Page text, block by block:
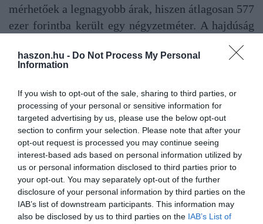
haszon.hu - Do Not Process My Personal
Information
If you wish to opt-out of the sale, sharing to third parties, or
processing of your personal or sensitive information for
targeted advertising by us, please use the below opt-out
section to confirm your selection. Please note that after your
opt-out request is processed you may continue seeing
interest-based ads based on personal information utilized by
us or personal information disclosed to third parties prior to
your opt-out. You may separately opt-out of the further
disclosure of your personal information by third parties on the
IAB’s list of downstream participants. This information may
also be disclosed by us to third parties on the IAB’s List of
mérhetőek a legnagyobb árak, hiszen átlagosan 577
ezer forintba került egy négyzetméter. A hajdúság
Sopron (551 ezer Ft/m2) követte. Más megyei jogú
négyzetméterárak. Ezt a sort is Nagykanizsa zárja
297 ezer forintos átlagos költséggel.
A panellakások átlagárai nagyjából 22 százalékkal magasabbak a
tavalyi értékeknél. Legnagyobb emelkedést Miskolcon mérték, ott
35 százalékkal kerülnek többe, mint 2021 első félévében.
A családi házakért átlagosan 370 ezer forintot
kértek idén négyzetméterenként a megyei jogú